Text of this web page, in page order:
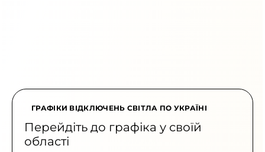
ГРАФІКИ ВІДКЛЮЧЕНЬ СВІТЛА ПО УКРАЇНІ
Перейдіть до графіка у своїй
області